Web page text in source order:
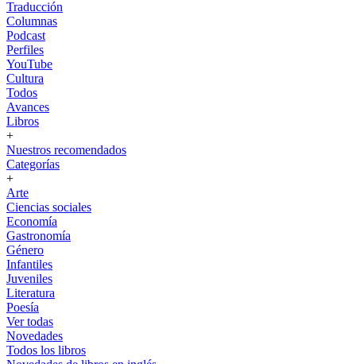
Traducción
Columnas
Podcast
Perfiles
YouTube
Cultura
Todos
Avances
Libros
+
Nuestros recomendados
Categorías
+
Arte
Ciencias sociales
Economía
Gastronomía
Género
Infantiles
Juveniles
Literatura
Poesía
Ver todas
Novedades
Todos los libros